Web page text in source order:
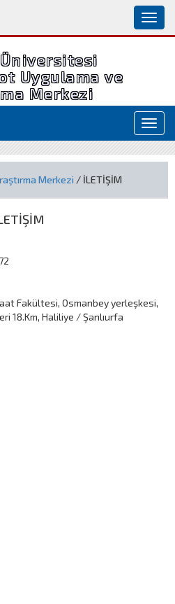
Harran Üniversitesi
Uygulama ve
Merkezi
Merkezi / İLETİŞİM
Fakültesi, Osmanbey yerleşkesi,
18.Km, Haliliye / Şanlıurfa